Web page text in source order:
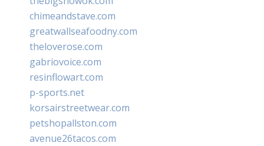
chimeandstave.com
greatwallseafoodny.com
theloverose.com
gabriovoice.com
resinflowart.com
p-sports.net
korsairstreetwear.com
petshopallston.com
avenue26tacos.com